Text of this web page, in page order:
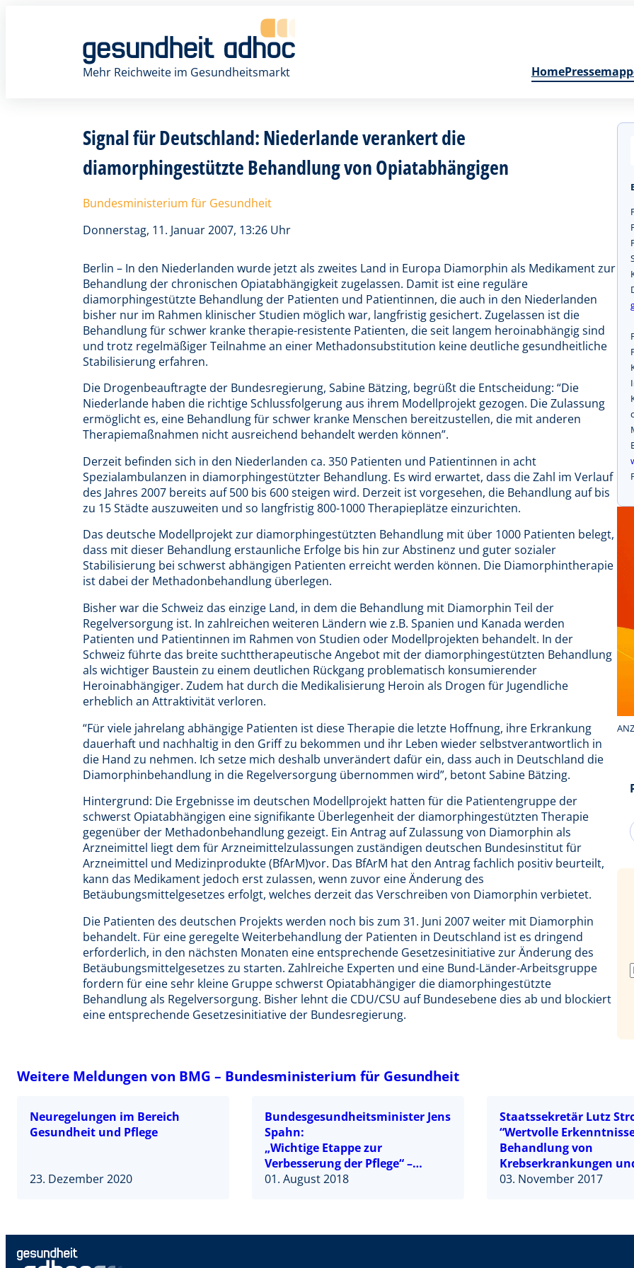
Mehr Reichweite im Gesundheitsmarkt
Home
Signal für Deutschland: Niederlande verankert die
diamorphingestützte Behandlung von Opiatabhängigen
Bundesministerium für Gesundheit
Donnerstag, 11. Januar 2007, 13:26 Uhr
Berlin – In den Niederlanden wurde jetzt als zweites Land in Europa Diamorphin als Medikament zur
Behandlung der chronischen Opiatabhängigkeit zugelassen. Damit ist eine reguläre
diamorphingestützte Behandlung der Patienten und Patientinnen, die auch in den Niederlanden
bisher nur im Rahmen klinischer Studien möglich war, langfristig gesichert. Zugelassen ist die
Behandlung für schwer kranke therapie-resistente Patienten, die seit langem heroinabhängig sind
und trotz regelmäßiger Teilnahme an einer Methadonsubstitution keine deutliche gesundheitliche
Stabilisierung erfahren.
Die Drogenbeauftragte der Bundesregierung, Sabine Bätzing, begrüßt die Entscheidung: “Die
Niederlande haben die richtige Schlussfolgerung aus ihrem Modellprojekt gezogen. Die Zulassung
ermöglicht es, eine Behandlung für schwer kranke Menschen bereitzustellen, die mit anderen
Therapiemaßnahmen nicht ausreichend behandelt werden können”.
Derzeit befinden sich in den Niederlanden ca. 350 Patienten und Patientinnen in acht
Spezialambulanzen in diamorphingestützter Behandlung. Es wird erwartet, dass die Zahl im Verlauf
des Jahres 2007 bereits auf 500 bis 600 steigen wird. Derzeit ist vorgesehen, die Behandlung auf bis
zu 15 Städte auszuweiten und so langfristig 800-1000 Therapieplätze einzurichten.
Das deutsche Modellprojekt zur diamorphingestützten Behandlung mit über 1000 Patienten belegt,
dass mit dieser Behandlung erstaunliche Erfolge bis hin zur Abstinenz und guter sozialer
Stabilisierung bei schwerst abhängigen Patienten erreicht werden können. Die Diamorphintherapie
ist dabei der Methadonbehandlung überlegen.
Bisher war die Schweiz das einzige Land, in dem die Behandlung mit Diamorphin Teil der
Regelversorgung ist. In zahlreichen weiteren Ländern wie z.B. Spanien und Kanada werden
Patienten und Patientinnen im Rahmen von Studien oder Modellprojekten behandelt. In der
Schweiz führte das breite suchttherapeutische Angebot mit der diamorphingestützten Behandlung
als wichtiger Baustein zu einem deutlichen Rückgang problematisch konsumierender
Heroinabhängiger. Zudem hat durch die Medikalisierung Heroin als Drogen für Jugendliche
erheblich an Attraktivität verloren.
“Für viele jahrelang abhängige Patienten ist diese Therapie die letzte Hoffnung, ihre Erkrankung
dauerhaft und nachhaltig in den Griff zu bekommen und ihr Leben wieder selbstverantwortlich in
die Hand zu nehmen. Ich setze mich deshalb unverändert dafür ein, dass auch in Deutschland die
Diamorphinbehandlung in die Regelversorgung übernommen wird”, betont Sabine Bätzing.
Hintergrund: Die Ergebnisse im deutschen Modellprojekt hatten für die Patientengruppe der
schwerst Opiatabhängigen eine signifikante Überlegenheit der diamorphingestützten Therapie
gegenüber der Methadonbehandlung gezeigt. Ein Antrag auf Zulassung von Diamorphin als
Arzneimittel liegt dem für Arzneimittelzulassungen zuständigen deutschen Bundesinstitut für
Arzneimittel und Medizinprodukte (BfArM)vor. Das BfArM hat den Antrag fachlich positiv beurteilt,
kann das Medikament jedoch erst zulassen, wenn zuvor eine Änderung des
Betäubungsmittelgesetzes erfolgt, welches derzeit das Verschreiben von Diamorphin verbietet.
Die Patienten des deutschen Projekts werden noch bis zum 31. Juni 2007 weiter mit Diamorphin
behandelt. Für eine geregelte Weiterbehandlung der Patienten in Deutschland ist es dringend
erforderlich, in den nächsten Monaten eine entsprechende Gesetzesinitiative zur Änderung des
Betäubungsmittelgesetzes zu starten. Zahlreiche Experten und eine Bund-Länder-Arbeitsgruppe
fordern für eine sehr kleine Gruppe schwerst Opiatabhängiger die diamorphingestützte
Behandlung als Regelversorgung. Bisher lehnt die CDU/CSU auf Bundesebene dies ab und blockiert
eine entsprechende Gesetzesinitiative der Bundesregierung.
Weitere Meldungen von BMG – Bundesministerium für Gesundheit
Neuregelungen im Bereich
Gesundheit und Pflege
23. Dezember 2020
Bundesgesundheitsminister Jens
Spahn:
„Wichtige Etappe zur
Verbesserung der Pflege“ –
Kabinett beschließt
01. August 2018
Staatssekretär Lutz
“Wertvolle
Behandlung von
Krebserkrankungen
chronischen
03. November 2017